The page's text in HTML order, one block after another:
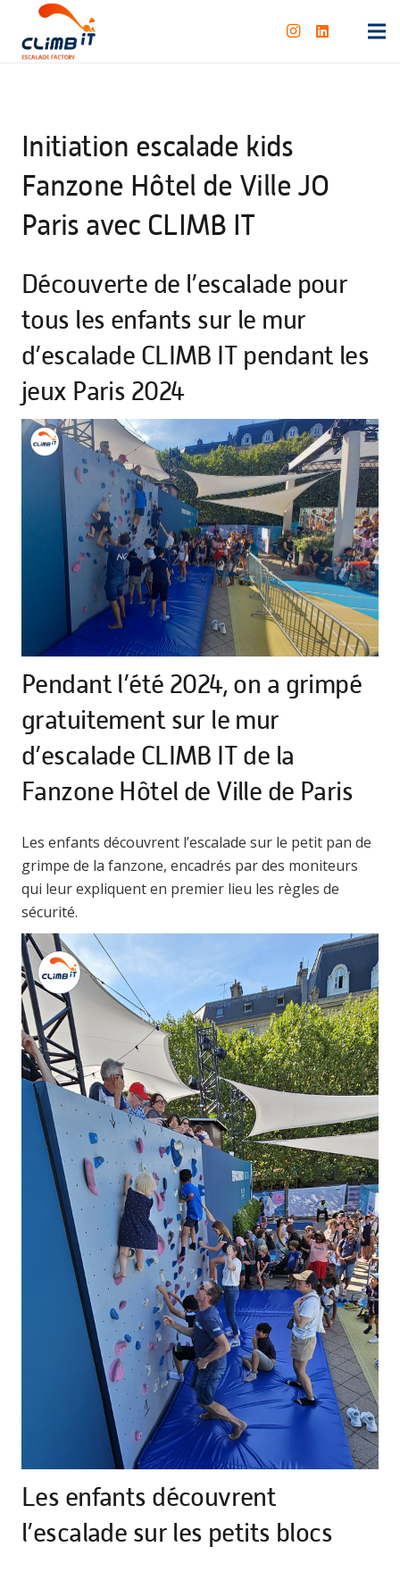
Initiation escalade kids
Fanzone Hôtel de Ville JO
Paris avec CLIMB IT
Découverte de l’escalade pour
tous les enfants sur le mur
d’escalade CLIMB IT pendant les
jeux Paris 2024
Pendant l’été 2024, on a grimpé
gratuitement sur le mur
d’escalade CLIMB IT de la
Fanzone Hôtel de Ville de Paris
Les enfants découvrent l’escalade sur le petit pan de
grimpe de la fanzone, encadrés par des moniteurs
qui leur expliquent en premier lieu les règles de
sécurité.
Les enfants découvrent
l’escalade sur les petits blocs